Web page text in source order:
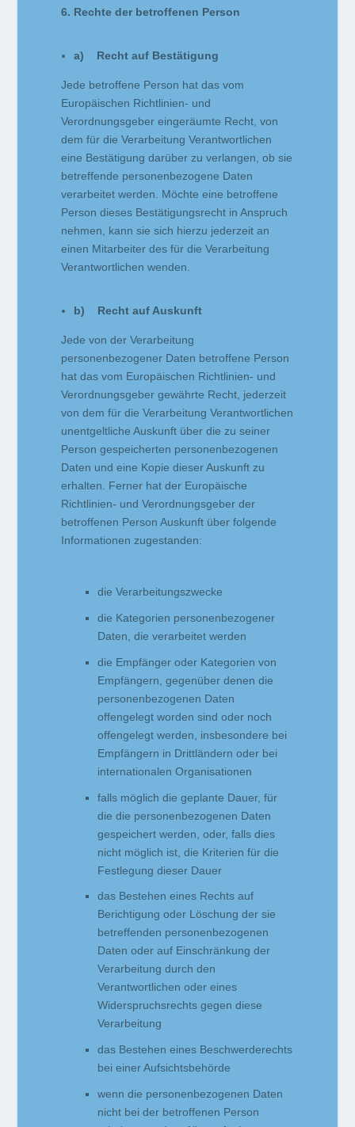
6. Rechte der betroffenen Person
a) Recht auf Bestätigung
Jede betroffene Person hat das vom
Europäischen Richtlinien- und
Verordnungsgeber eingeräumte Recht, von
dem für die Verarbeitung Verantwortlichen
eine Bestätigung darüber zu verlangen, ob sie
betreffende personenbezogene Daten
verarbeitet werden. Möchte eine betroffene
Person dieses Bestätigungsrecht in Anspruch
nehmen, kann sie sich hierzu jederzeit an
einen Mitarbeiter des für die Verarbeitung
Verantwortlichen wenden.
b) Recht auf Auskunft
Jede von der Verarbeitung
personenbezogener Daten betroffene Person
hat das vom Europäischen Richtlinien- und
Verordnungsgeber gewährte Recht, jederzeit
von dem für die Verarbeitung Verantwortlichen
unentgeltliche Auskunft über die zu seiner
Person gespeicherten personenbezogenen
Daten und eine Kopie dieser Auskunft zu
erhalten. Ferner hat der Europäische
Richtlinien- und Verordnungsgeber der
betroffenen Person Auskunft über folgende
Informationen zugestanden:
die Verarbeitungszwecke
die Kategorien personenbezogener
Daten, die verarbeitet werden
die Empfänger oder Kategorien von
Empfängern, gegenüber denen die
personenbezogenen Daten
offengelegt worden sind oder noch
offengelegt werden, insbesondere bei
Empfängern in Drittländern oder bei
internationalen Organisationen
falls möglich die geplante Dauer, für
die die personenbezogenen Daten
gespeichert werden, oder, falls dies
nicht möglich ist, die Kriterien für die
Festlegung dieser Dauer
das Bestehen eines Rechts auf
Berichtigung oder Löschung der sie
betreffenden personenbezogenen
Daten oder auf Einschränkung der
Verarbeitung durch den
Verantwortlichen oder eines
Widerspruchsrechts gegen diese
Verarbeitung
das Bestehen eines Beschwerderechts
bei einer Aufsichtsbehörde
wenn die personenbezogenen Daten
nicht bei der betroffenen Person